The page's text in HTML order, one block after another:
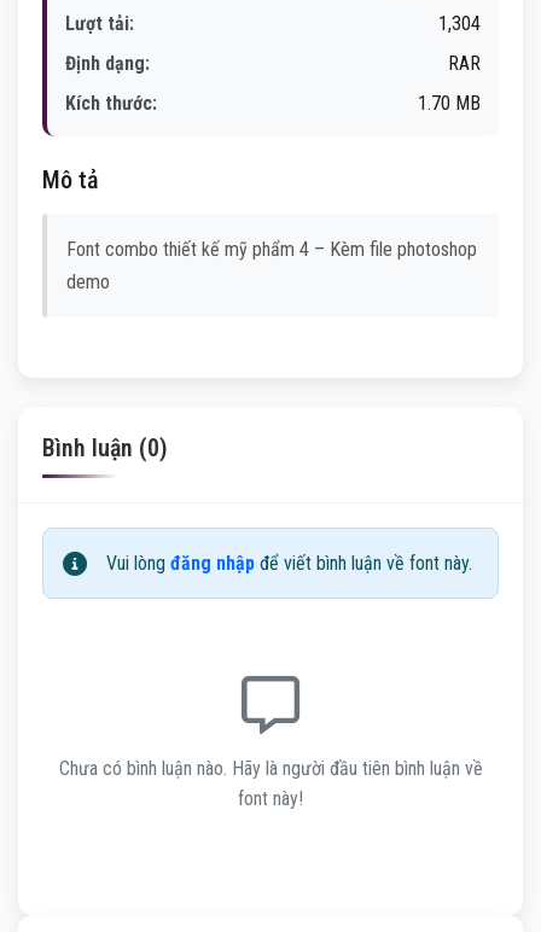
Lượt tải:
1,304
Định dạng:
RAR
Kích thước:
1.70 MB
Mô tả
Font combo thiết kế mỹ phẩm 4 – Kèm file photoshop
demo
Bình luận (0)
Vui lòng đăng nhập để viết bình luận về font này.
Chưa có bình luận nào. Hãy là người đầu tiên bình luận về
font này!